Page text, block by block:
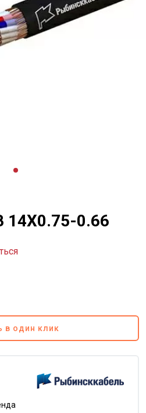
14Х0.75-0.66
в один клик